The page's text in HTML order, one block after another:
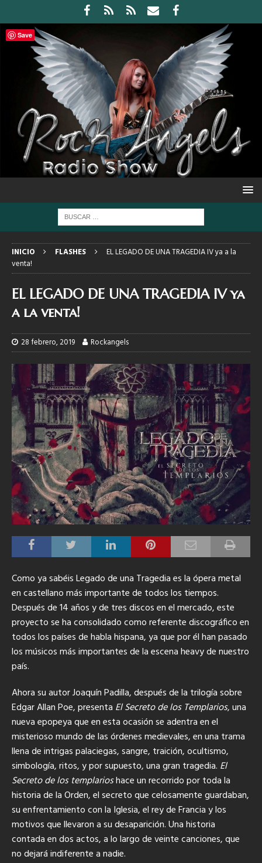
INICIO FLASHES
EL LEGADO DE UNA TRAGEDIA IV ya a la
venta!
EL LEGADO DE UNA TRAGEDIA IV ya
a la venta!
28 febrero, 2019 Rockangels
Como ya sabéis Legado de una Tragedia es la ópera metal
en castellano más importante de todos los tiempos.
Después de 14 años y de tres discos en el mercado, este
proyecto se ha consolidado como referente discográfico en
todos los países de habla hispana, ya que por él han pasado
los músicos más importantes de la escena heavy de nuestro
país.
Ahora su autor Joaquín Padilla, después de la trilogía sobre
Edgar Allan Poe, presenta El Secreto de los Templarios, una
nueva epopeya que en esta ocasión se adentra en el
misterioso mundo de las órdenes medievales, en una trama
llena de intrigas palaciegas, sangre, traición, ocultismo,
simbología, ritos, y por supuesto, una gran tragedia. El
Secreto de los templarioshace un recorrido por toda la
historia de la Orden, el secreto que celosamente guardaban,
su enfrentamiento con la Iglesia, el rey de Francia y los
motivos que llevaron a su desaparición. Una historia
contada en dos actos, a lo largo de veinte canciones, que
no dejará indiferente a nadie.
Save